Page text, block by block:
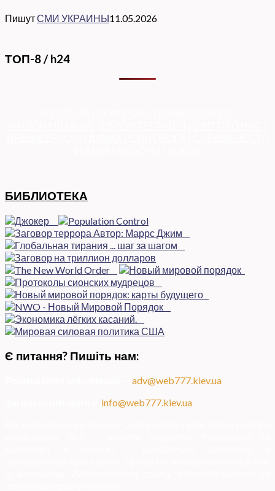
ПишутСМИ УКРАИНЫ11.05.2026
ТОП-8 / h24
БИБЛИОТЕКА
Є питання? Пишіть нам:
adv@web777.kiev.ua
info@web777.kiev.ua